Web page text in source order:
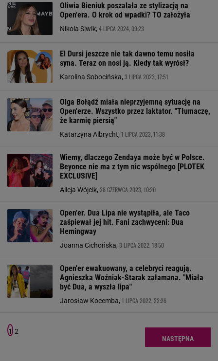
Oliwia Bieniuk poszalała ze stylizacją na
Open'era. O krok od wpadki? TO założyła
Nikola Siwik, 4 LIPCA 2024, 09:23
El Dursi jeszcze nie tak dawno temu nosiła
syna. Teraz on nosi ją. Kiedy tak wyrósł?
Karolina Sobocińska, 3 LIPCA 2023, 17:51
Olga Bołądź miała nieprzyjemną sytuację na
Open'erze. Wszystko przez laktator. "Tłumaczę,
że karmię piersią"
Katarzyna Albrycht, 1 LIPCA 2023, 11:38
Wiemy, dlaczego Zendaya może być w Polsce.
Beyonce nie ma z tym nic wspólnego [PLOTEK
EXCLUSIVE]
Alicja Wójcik, 28 CZERWCA 2023, 10:20
Open'er. Dua Lipa nie wystąpiła, ale Taco
zaśpiewał jej hit. Fani zachwyceni: Dua
Hemingway
Joanna Cichońska, 3 LIPCA 2022, 18:50
Open'er ewakuowany, a celebryci reagują.
Agnieszka Woźniak-Starak załamana. "Miała
być Dua, a wyszła lipa"
Jarosław Kocemba, 1 LIPCA 2022, 22:26
1 2
NASTĘPNA